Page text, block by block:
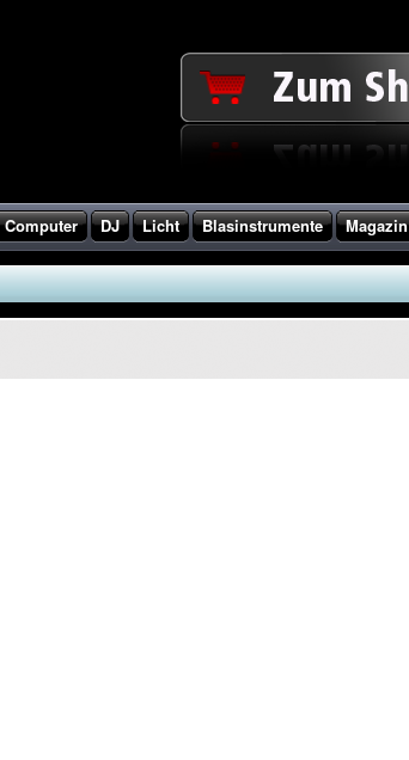
Computer DJ Licht Blasinstrumente Magazin